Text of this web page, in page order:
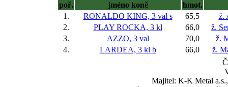
poř. jméno koně
hmot.
1.
RONALDO KING, 3 val s 65,5
ž.
2.
PLAY ROCKA, 3 kl 66,0
ž.
3.
AZZO, 3 val 70,0
ž.
4.
LARDEA, 3 kl b 66,0
ž.
Majitel: K-K Metal